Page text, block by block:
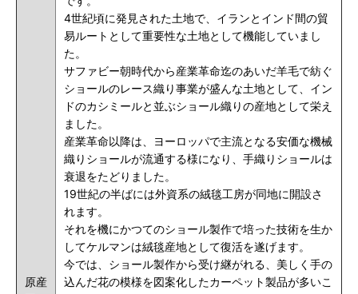
原産
4世紀頃に発見された土地で、イランとインド間の貿
易ルートとして重要性な土地として機能していまし
た。
サファビー朝時代から産業革命迄のあいだ羊毛で紡ぐ
ショールのレース織り事業が盛んな土地として、イン
ドのカシミールと並ぶショール織りの産地として栄え
ました。
産業革命以降は、ヨーロッパで主流となる安価な機械
織りショールが流通する様になり、手織りショールは
衰退をたどりました。
19世紀の半ばには外資系の絨毯工房が同地に開設さ
れます。
それを機にかつてのショール製作で培った技術を生か
してケルマンは絨毯産地として復活を遂げます。
今では、ショール製作から受け継がれる、美しく手の
込んだ花の模様を図案化したカーペット製品が多いこ